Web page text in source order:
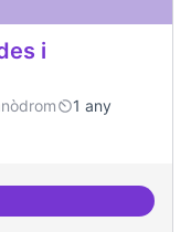
i
1 any
formació definides i